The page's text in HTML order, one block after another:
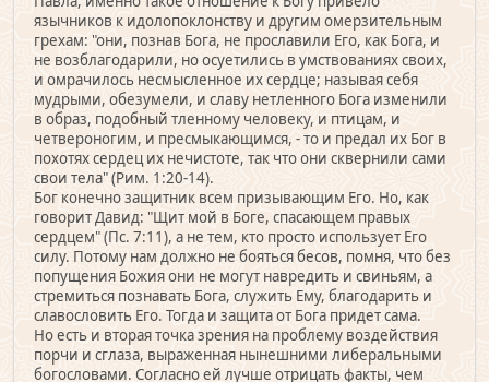
язычников к идолопоклонству и другим омерзительным
грехам: "они, познав Бога, не прославили Его, как Бога, и
не возблагодарили, но осуетились в умствованиях своих,
и омрачилось несмысленное их сердце; называя себя
мудрыми, обезумели, и славу нетленного Бога изменили
в образ, подобный тленному человеку, и птицам, и
четвероногим, и пресмыкающимся, - то и предал их Бог в
похотях сердец их нечистоте, так что они сквернили сами
свои тела" (Рим. 1:20-14).
Бог конечно защитник всем призывающим Его. Но, как
говорит Давид: "Щит мой в Боге, спасающем правых
сердцем" (Пс. 7:11), а не тем, кто просто использует Его
силу. Потому нам должно не бояться бесов, помня, что без
попущения Божия они не могут навредить и свиньям, а
стремиться познавать Бога, служить Ему, благодарить и
славословить Его. Тогда и защита от Бога придет сама.
Но есть и вторая точка зрения на проблему воздействия
порчи и сглаза, выраженная нынешними либеральными
богословами. Согласно ей лучше отрицать факты, чем